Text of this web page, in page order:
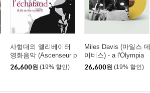
사형대의 엘리베이터
영화음악 (Ascenseur p
our l'echafaud - Fontan
a 1958 OST by Miles
P]
26,600원 (19% 할인)
Miles Davis (마일스 데
이비스) - a l'Olympia
[옐로우 컬러 LP]
26,600원 (19% 할인)